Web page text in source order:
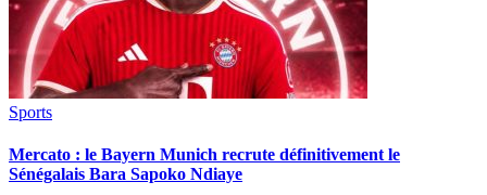
Sports
Mercato : le Bayern Munich recrute définitivement le
Sénégalais Bara Sapoko Ndiaye